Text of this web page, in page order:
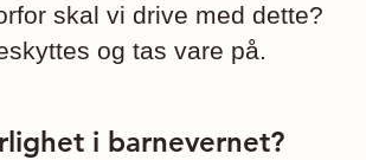
skal vi drive med dette?
og tas vare på.
i barne­vernet?